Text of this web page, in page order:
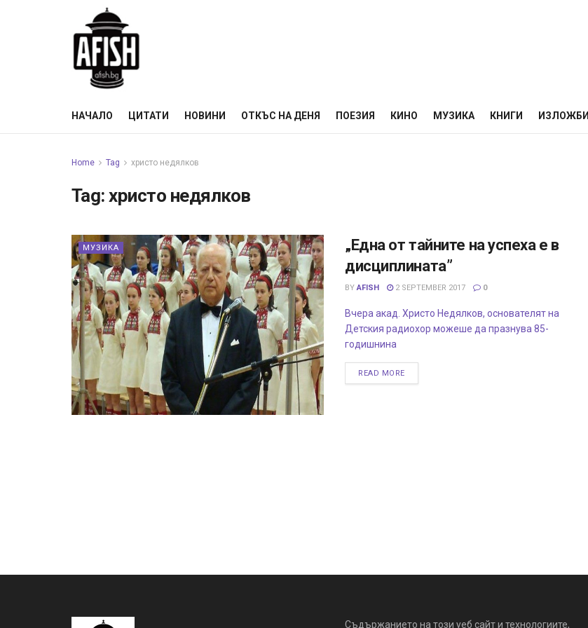
НАЧАЛО ЦИТАТИ НОВИНИ ОТКЪС НА ДЕНЯ ПОЕЗИЯ КИНО МУЗИКА КНИГИ ИЗЛОЖБИ
Home Tag христо недялков
Tag:христо недялков
МУЗИКА
„Една от тайните на успеха е в
дисциплината”
BY AFISH 2 SEPTEMBER 2017 0
Вчера акад. Христо Недялков, основателят на
Детския радиохор можеше да празнува 85-
годишнина
READ MORE
Съдържанието на този уеб сайт и технологиите,